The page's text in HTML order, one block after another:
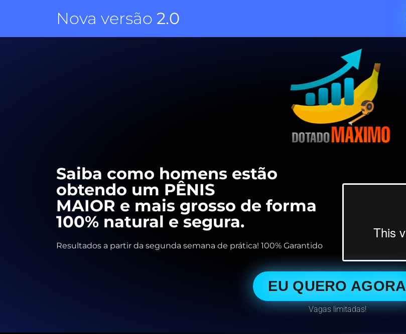
Nova versão 2.0
Saiba como homens estão
obtendo um PÊNIS
MAIOR e mais grosso de forma
100% natural e segura.
Resultados a partir da segunda semana de prática! 100% Garantido
EU QUERO AGORA
Vagas limitadas!